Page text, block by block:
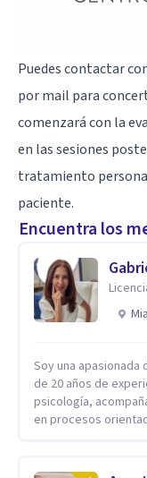
Puedes contactar
por mail para
comenzará con la
en las sesiones
tratamiento
paciente.
Encuentra los
Soy una apasionada
de 20 años de
psicología,
en procesos
sentido. Considero